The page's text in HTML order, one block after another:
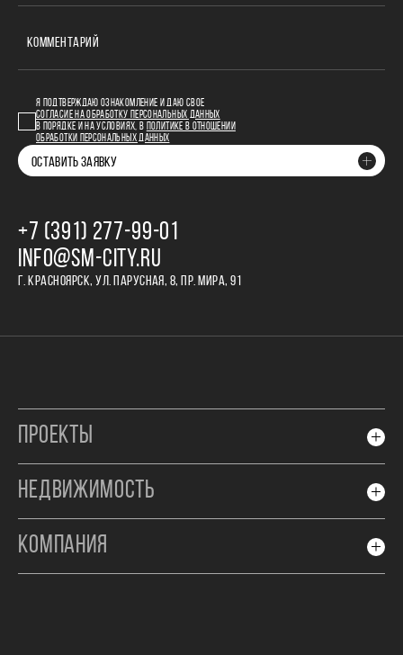
КОММЕНТАРИЙ
Я ПОДТВЕРЖДАЮ ОЗНАКОМЛЕНИЕ И ДАЮ СВОЕ
СОГЛАСИЕ НА ОБРАБОТКУ ПЕРСОНАЛЬНЫХ ДАННЫХ
В ПОРЯДКЕ И НА УСЛОВИЯХ, В
ПОЛИТИКЕ В ОТНОШЕНИИ
ОБРАБОТКИ ПЕРСОНАЛЬНЫХ ДАННЫХ
ОСТАВИТЬ ЗАЯВКУ
+7 (391) 277‒99‒01
INFO@SM-CITY.RU
Г. КРАСНОЯРСК, УЛ. ПАРУСНАЯ, 8, ПР. МИРА, 91
ПРОЕКТЫ
НЕДВИЖИМОСТЬ
КОМПАНИЯ